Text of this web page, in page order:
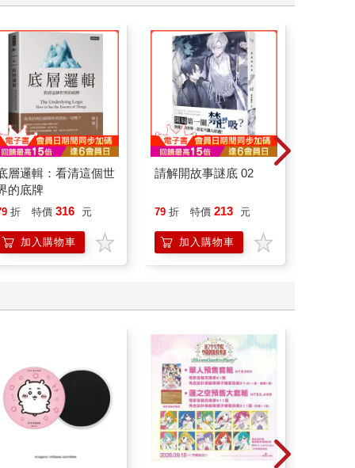
層邏輯：看清這個世
的底牌
折 特價 316 元
加入購物車
請解開故事謎底 02
79 折 特價 213 元
加入購物車